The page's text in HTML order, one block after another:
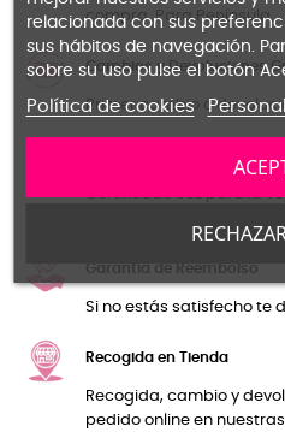
compra. Para Península.
Cambios y Devoluciones
Primer cambio o
Garantía de Reembolso
Si no estás satisfecho te
Recogida en Tienda
Recogida, cambio y
pedido online en
relacionada con sus
sus hábitos de navegación.
sobre su uso pulse el botón
Política de cookies